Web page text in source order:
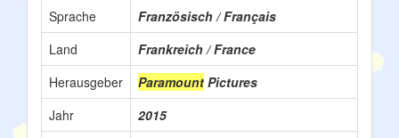
Sprache
Französisch / Français
Land
Frankreich / France
Herausgeber
Paramount Pictures
Jahr
2015